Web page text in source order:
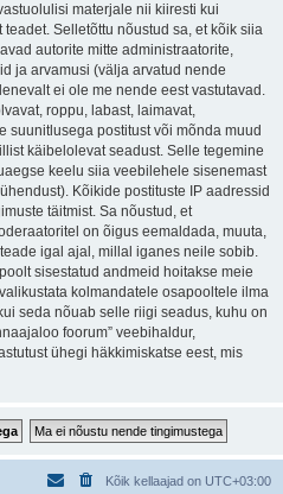
materjale nii kiiresti kui
Selletõttu nõustud sa, et kõik siia
autorite mitte administraatorite,
ja arvamusi (välja arvatud nende
ei ole me nende eest vastutavad.
roppu, labast, laimavat,
suunitlusega postitust või mõnda muud
käibelolevat seadust. Selle tegemine
keelu siia veebilehele sisenemast
Kõikide postituste IP aadressid
täitmist. Sa nõustud, et
on õigus eemaldada, muuta,
igal ajal, millal iganes neile sobib.
sisestatud andmeid hoitakse meie
kolmandatele osapooltele ilma
seda nõuab selle riigi seadus, kuhu on
foorum” veebihaldur,
ühegi häkkimiskatse eest, mis
Kõik kellaajad on UTC+03:00